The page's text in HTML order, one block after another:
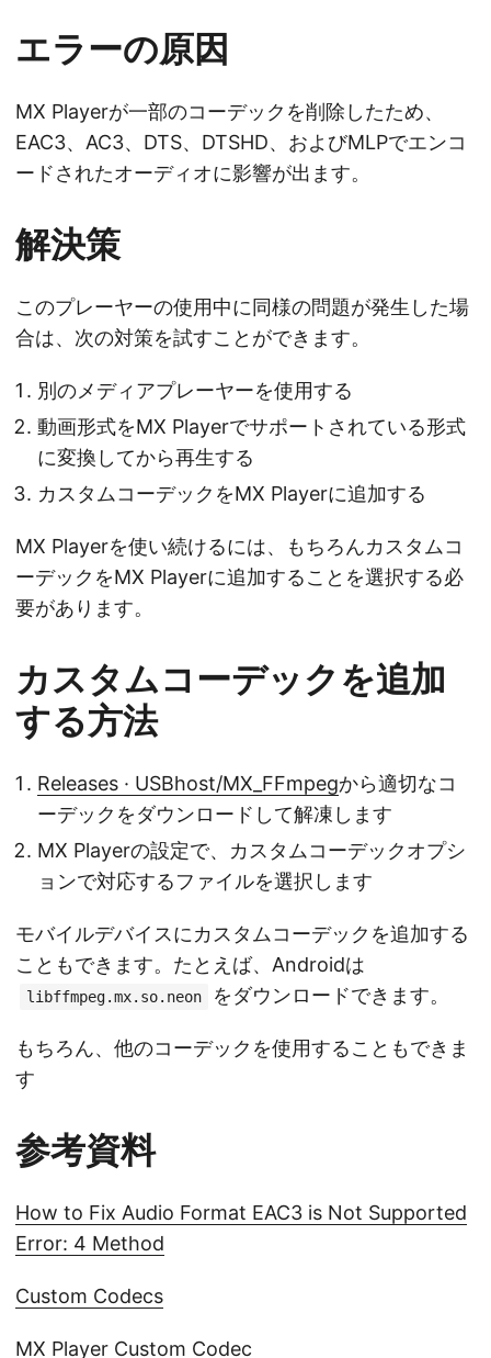
エラーの原因
MX Playerが一部のコーデックを削除したため、
EAC3、AC3、DTS、DTSHD、およびMLPでエンコ
ードされたオーディオに影響が出ます。
解決策
このプレーヤーの使用中に同様の問題が発生した場
合は、次の対策を試すことができます。
別のメディアプレーヤーを使用する
動画形式をMX Playerでサポートされている形式
に変換してから再生する
カスタムコーデックをMX Playerに追加する
MX Playerを使い続けるには、もちろんカスタムコ
ーデックをMX Playerに追加することを選択する必
要があります。
カスタムコーデックを追加
する方法
Releases · USBhost/MX_FFmpegから適切なコ
ーデックをダウンロードして解凍します
MX Playerの設定で、カスタムコーデックオプシ
ョンで対応するファイルを選択します
モバイルデバイスにカスタムコーデックを追加する
こともできます。たとえば、Androidは
libffmpeg.mx.so.neon をダウンロードできます。
もちろん、他のコーデックを使用することもできま
す
参考資料
How to Fix Audio Format EAC3 is Not Supported
Error: 4 Method
Custom Codecs
MX Player Custom Codec